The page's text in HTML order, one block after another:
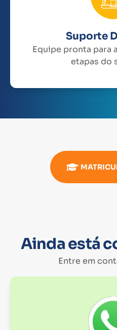
Suporte
Equipe pronta para
etapas do
Ainda está
Entre em